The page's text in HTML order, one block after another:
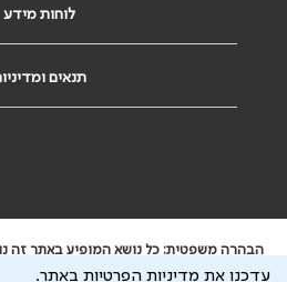
לוחות מידע
תנאים
הבהרה משפטית: כל נושא המופיע באתר זה
ייעוץ רפואי או משפטי. אין הר"י אחראית
עדכנו את מדיניות הפרטיות באתר.